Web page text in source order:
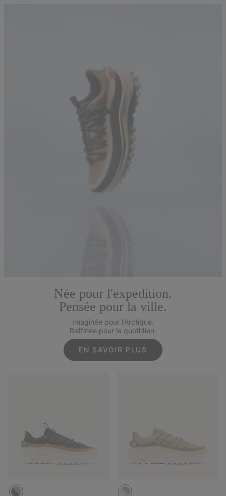
Née pour l'expedition.
Pensée pour la ville.
Imaginée pour l'Arctique.
Raffinée pour le quotidien.
EN SAVOIR PLUS